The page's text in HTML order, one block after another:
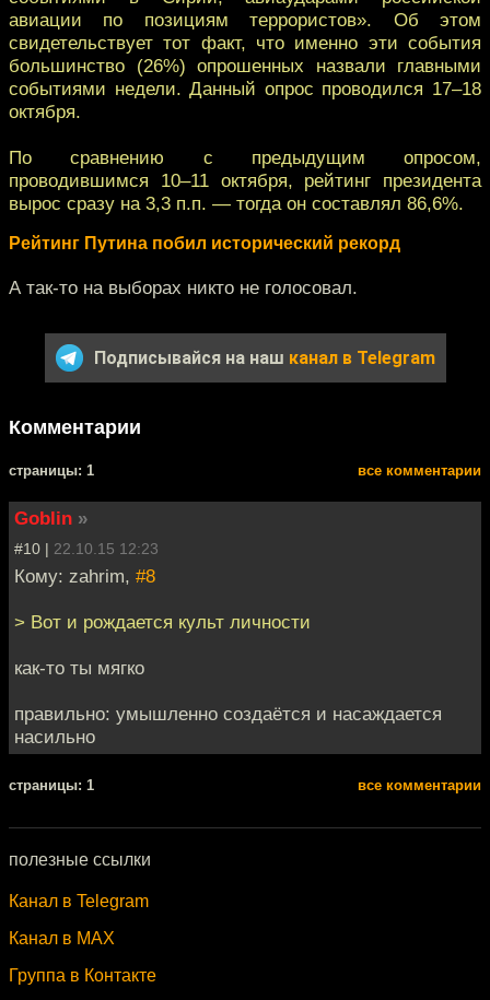
авиации по позициям террористов». Об этом
свидетельствует тот факт, что именно эти события
большинство (26%) опрошенных назвали главными
событиями недели. Данный опрос проводился 17–18
октября.
По сравнению с предыдущим опросом,
проводившимся 10–11 октября, рейтинг президента
вырос сразу на 3,3 п.п. — тогда он составлял 86,6%.
Рейтинг Путина побил исторический рекорд
А так-то на выборах никто не голосовал.
Подписывайся на наш канал в Telegram
Комментарии
cтраницы: 1 все комментарии
Goblin »
#10 | 22.10.15 12:23
Кому: zahrim, #8
> Вот и рождается культ личности
как-то ты мягко
правильно: умышленно создаётся и насаждается
насильно
cтраницы: 1 все комментарии
полезные ссылки
Канал в Telegram
Канал в MAX
Группа в Контакте